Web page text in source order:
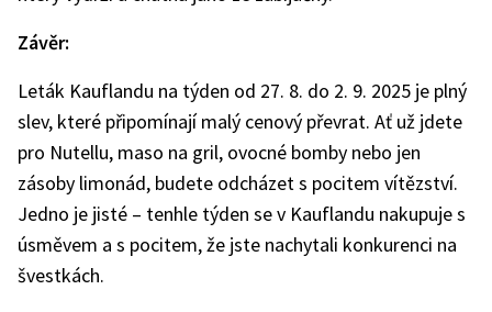
Závěr:
Leták Kauflandu na týden od 27. 8. do 2. 9. 2025 je plný
slev, které připomínají malý cenový převrat. Ať už jdete
pro Nutellu, maso na gril, ovocné bomby nebo jen
zásoby limonád, budete odcházet s pocitem vítězství.
Jedno je jisté – tenhle týden se v Kauflandu nakupuje s
úsměvem a s pocitem, že jste nachytali konkurenci na
švestkách.